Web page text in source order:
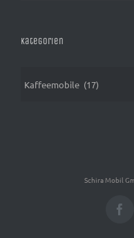
Kategorien
Schira Mobil